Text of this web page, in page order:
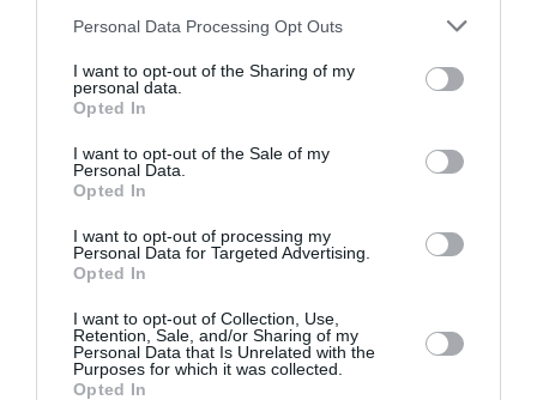
Personal Data Processing Opt Outs
I want to opt-out of the Sharing of my
personal data.
Opted In
I want to opt-out of the Sale of my
Personal Data.
Opted In
I want to opt-out of processing my
Personal Data for Targeted Advertising.
Opted In
I want to opt-out of Collection, Use,
Retention, Sale, and/or Sharing of my
Personal Data that Is Unrelated with the
Purposes for which it was collected.
Opted In
mars 2022
février 2022
janvier 2022
décembre 2021
novembre 2021
octobre 2021
septembre 2021
juillet 2021
juin 2021